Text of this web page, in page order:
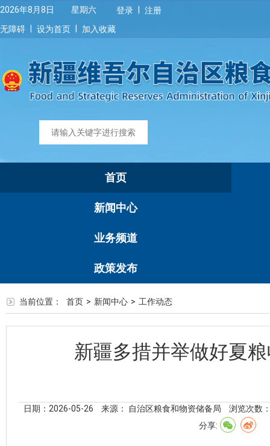
2026年8月8日 星期六 登录
注册
无障碍
设为首页 加入收藏
首页
新闻中心
业务频道
政策发布
当前位置： 首页 > 新闻中心 > 工作动态
新疆多措并举做好夏
日期：2026-05-26 来源： 自治区粮食和物资储备局
浏览次数
分享: